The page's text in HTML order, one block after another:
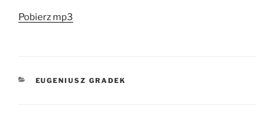
Pobierz mp3
KATEGORIE
EUGENIUSZ GRADEK